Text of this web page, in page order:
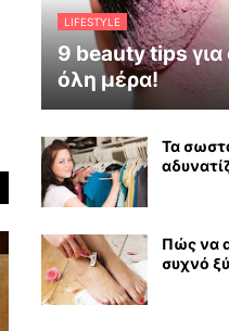
LIFESTYLE
9 beauty tips
όλη μέρα!
Τα
Πώς να
συχνό